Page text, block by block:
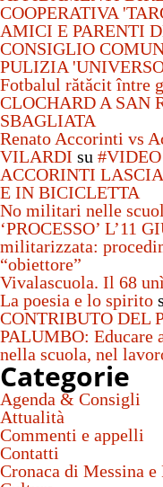
COOPERATIVA
AMICI E PARENTI
CONSIGLIO
PULIZIA
Fotbalul rătăcit între
CLOCHARD A SAN
SBAGLIATA
Renato Accorinti vs
VILARDI su
ACCORINTI
E IN BICICLETTA
No militari nelle
‘PROCESSO’ L’11
militarizzata:
“obiettore”
Vivalascuola. Il 68
La poesia e lo spirito
CONTRIBUTO DEL
PALUMBO: Educare
nella scuola, nel
Categorie
Agenda & Consigli
Attualità
Commenti e appelli
Contatti
Cronaca di Messina